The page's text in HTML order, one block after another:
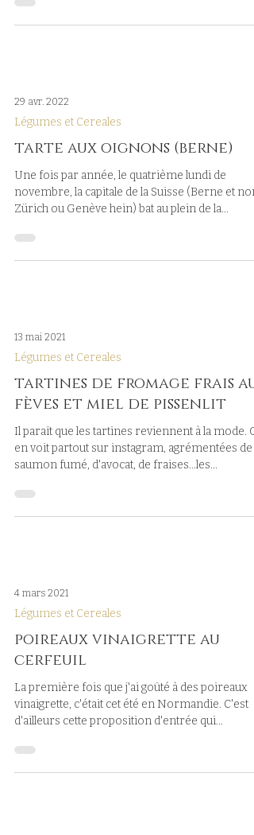
29 avr. 2022
Légumes et Cereales
tarte aux oignons (berne)
Une fois par année, le quatrième lundi de
novembre, la capitale de la Suisse (Berne et non
Zürich ou Genève hein) bat au plein de la...
13 mai 2021
Légumes et Cereales
tartines de fromage frais
fèves et miel de pissenlit
Il paraît que les tartines reviennent à la mode.
en voit partout sur instagram, agrémentées de
saumon fumé, d'avocat, de fraises...les...
4 mars 2021
Légumes et Cereales
poireaux vinaigrette au
cerfeuil
La première fois que j'ai goûté à des poireaux
vinaigrette, c'était cet été en Normandie. C'est
d'ailleurs cette proposition d'entrée qui...